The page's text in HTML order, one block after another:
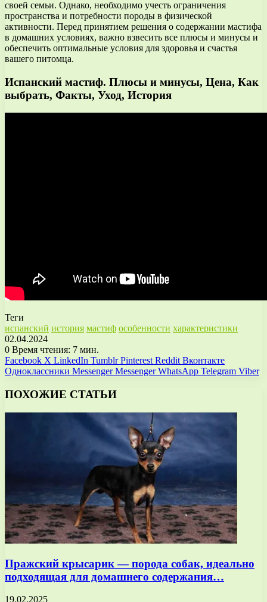
своей семьи. Однако, необходимо учесть ограничения
пространства и потребности породы в физической
активности. Перед принятием решения о содержании мастифа
в домашних условиях, важно взвесить все плюсы и минусы и
обеспечить оптимальные условия для здоровья и счастья
вашего питомца.
Испанский мастиф. Плюсы и минусы, Цена, Как
выбрать, Факты, Уход, История
Теги
испанский история мастиф особенности характеристики
02.04.2024
0 Время чтения: 7 мин.
Facebook X LinkedIn Tumblr Pinterest Reddit Вконтакте
Одноклассники Messenger Messenger WhatsApp Telegram Viber
ПОХОЖИЕ СТАТЬИ
Пражский крысарик — порода собак, идеально
подходящая для домашнего содержания…
19.02.2025